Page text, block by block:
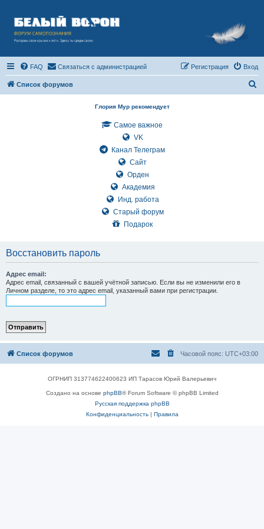
FAQ Связаться с администрацией Вход
Регистрация
Список форумов
Глория Мур рекомендует
Самое важное
VK
Канал Телеграм
Сайт
Орден
Академия
Инд. работа
Старый форум
Подарок
Восстановить пароль
Адрес email:
Адрес email, связанный с вашей учётной записью. Если вы не изменили его в
Личном разделе, то это адрес email, указанный вами при регистрации.
Список форумов Часовой пояс: UTC+03:00
ОГРНИП 313774622400623 ИП Тарасов Юрий Валерьевич
Создано на основе phpBB® Forum Software © phpBB Limited
Русская поддержка phpBB
Конфиденциальность| Правила